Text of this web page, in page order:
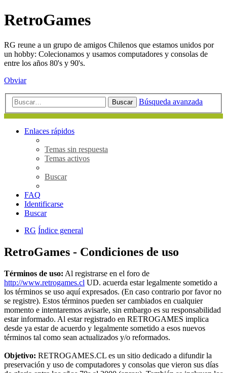
RetroGames
RG reune a un grupo de amigos Chilenos que estamos unidos por
un hobby: Colecionamos y usamos computadores y consolas de
entre los años 80's y 90's.
Obviar
Buscar Búsqueda avanzada
Enlaces rápidos
Temas sin respuesta
Temas activos
Buscar
FAQ
Identificarse
Buscar
RG Índice general
RetroGames - Condiciones de uso
Términos de uso: Al registrarse en el foro de
http://www.retrogames.cl UD. acuerda estar legalmente sometido a
los términos se uso aquí expresados. (En caso contrario por favor no
se registre). Estos términos pueden ser cambiados en cualquier
momento e intentaremos avisarle, sin embargo es su responsabilidad
estar informado. Al estar registrado en RETROGAMES implica
desde ya estar de acuerdo y legalmente sometido a esos nuevos
términos tal como sean actualizados y/o reformados.
Objetivo: RETROGAMES.CL es un sitio dedicado a difundir la
preservación y uso de computadores y consolas que vieron sus días